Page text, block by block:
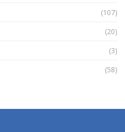
(107)
(20)
(3)
(58)